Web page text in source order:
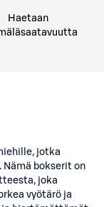
Haetaan
jotka
bokserit on
joka
vyötärö ja